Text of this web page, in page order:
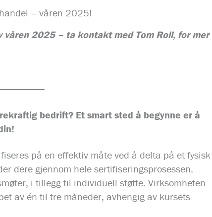
– våren 2025!
2025 – ta kontakt med Tom Roll, for mer
bedrift? Et smart sted å begynne er å
på en effektiv måte ved å delta på et fysisk
dere gjennom hele sertifiseringsprosessen.
i tillegg til individuell støtte. Virksomheten
av én til tre måneder, avhengig av kursets